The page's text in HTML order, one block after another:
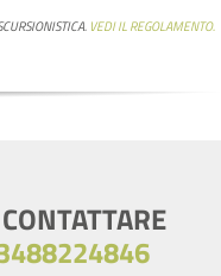
VEDI IL REGOLAMENTO.